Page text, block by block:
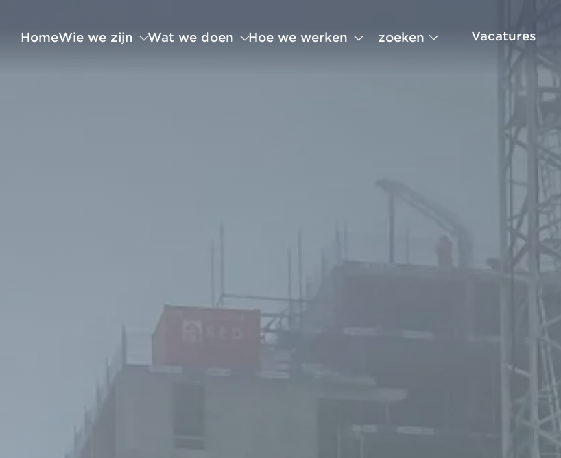
Vacatures
zoeken
HomeWie we zijn Wat we doen Hoe we werken